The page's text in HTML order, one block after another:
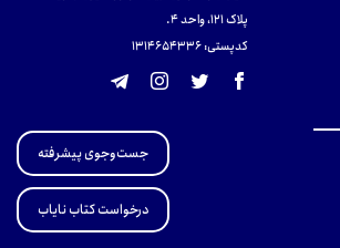
پلاک 121، واحد ۴.
کدپستی: 131465433۶
جست‌وجوی پیشرفته
درخواست کتاب نایاب